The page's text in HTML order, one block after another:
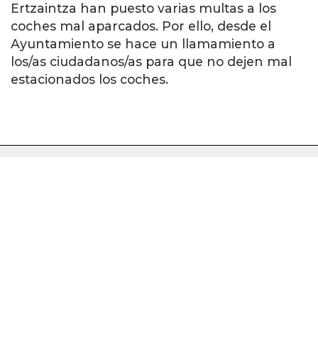
Ertzaintza han puesto varias multas a los
coches mal aparcados. Por ello, desde el
Ayuntamiento se hace un llamamiento a
los/as ciudadanos/as para que no dejen mal
estacionados los coches.